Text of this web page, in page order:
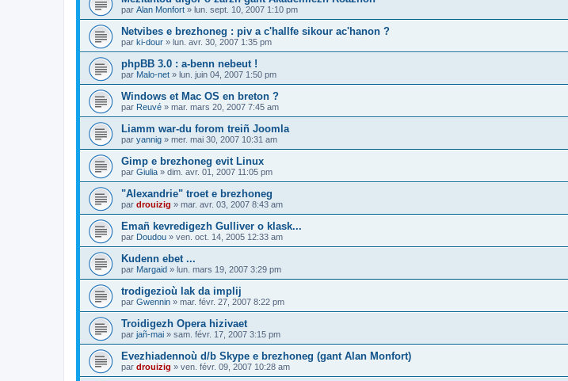
par Alan Monfort » lun. sept. 10, 2007 1:10 pm
Netvibes e brezhoneg : piv a c'hallfe sikour ac'hanon ?
par ki-dour » lun. avr. 30, 2007 1:35 pm
phpBB 3.0 : a-benn nebeut !
par Malo-net » lun. juin 04, 2007 1:50 pm
Windows et Mac OS en breton ?
par Reuvé » mar. mars 20, 2007 7:45 am
Liamm war-du forom treiñ Joomla
par yannig » mer. mai 30, 2007 10:31 am
Gimp e brezhoneg evit Linux
par Giulia » dim. avr. 01, 2007 11:05 pm
"Alexandrie" troet e brezhoneg
par drouizig » mar. avr. 03, 2007 8:43 am
Emañ kevredigezh Gulliver o klask...
par Doudou » ven. oct. 14, 2005 12:33 am
Kudenn ebet ...
par Margaid » lun. mars 19, 2007 3:29 pm
trodigezioù lak da implij
par Gwennin » mar. févr. 27, 2007 8:22 pm
Troidigezh Opera hizivaet
par jañ-mai » sam. févr. 17, 2007 3:15 pm
Evezhiadennoù d/b Skype e brezhoneg (gant Alan Monfort)
par drouizig » ven. févr. 09, 2007 10:28 am